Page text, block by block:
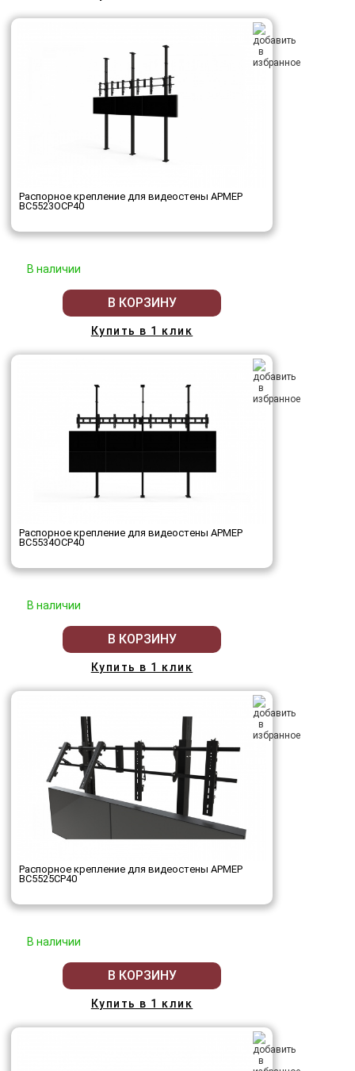
Распорное крепление для видеостены АРМЕР
ВС5523ОСР40
В наличии
В КОРЗИНУ
Купить в 1 клик
Распорное крепление для видеостены АРМЕР
ВС5534ОСР40
В наличии
В КОРЗИНУ
Купить в 1 клик
Распорное крепление для видеостены АРМЕР
ВС5525СР40
В наличии
В КОРЗИНУ
Купить в 1 клик